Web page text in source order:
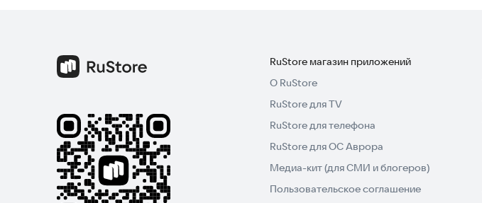
RuStore магазин приложений
О RuStore
RuStore для TV
RuStore для телефона
RuStore для ОС Аврора
Медиа-кит (для СМИ и блогеров)
Пользовательское соглашение